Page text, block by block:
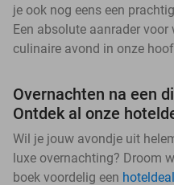
je ook nog eens een
Een absolute aanrader
culinaire avond in onze
Overnachten na een
Ontdek al onze
Wil je jouw avondje uit
luxe overnachting? Droom
boek voordelig een hoteldeal